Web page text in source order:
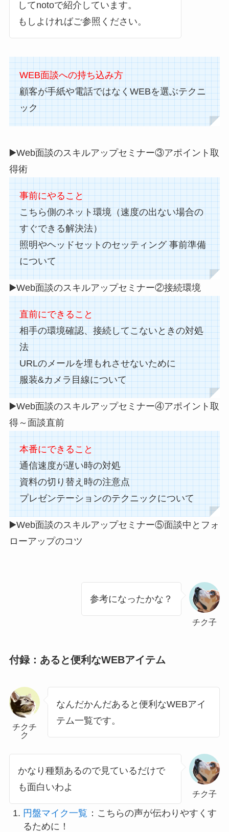
してnotoで紹介しています。
もしよければご参照ください。
WEB面談への持ち込み方
顧客が手紙や電話ではなくWEBを選ぶテクニ
ック
▶️Web面談のスキルアップセミナー③アポイント取
得術
事前にやること
こちら側のネット環境（速度の出ない場合の
すぐできる解決法）
照明やヘッドセットのセッティング 事前準備
について
▶️Web面談のスキルアップセミナー②接続環境
直前にできること
相手の環境確認、接続してこないときの対処
法
URLのメールを埋もれさせないために
服装&カメラ目線について
▶️Web面談のスキルアップセミナー④アポイント取
得～面談直前
本番にできること
通信速度が遅い時の対処
資料の切り替え時の注意点
プレゼンテーションのテクニックについて
▶️Web面談のスキルアップセミナー⑤面談中とフォ
ローアップのコツ
チク子
参考になったかな？
付録：あると便利なWEBアイテム
チクチ
ク
なんだかんだあると便利なWEBアイ
テム一覧です。
チク子
かなり種類あるので見ているだけで
も面白いわよ
円盤マイク一覧 ：こちらの声が伝わりやすくす
るために！